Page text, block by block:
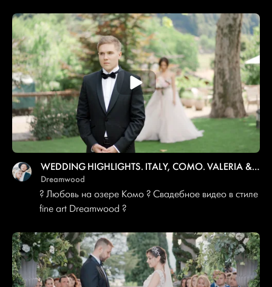
WEDDING HIGHLIGHTS. ITALY, COMO. VALERIA & ANDREY
Dreamwood
? Любовь на озере Комо ? Свадебное видео в стиле
fine art Dreamwood ?